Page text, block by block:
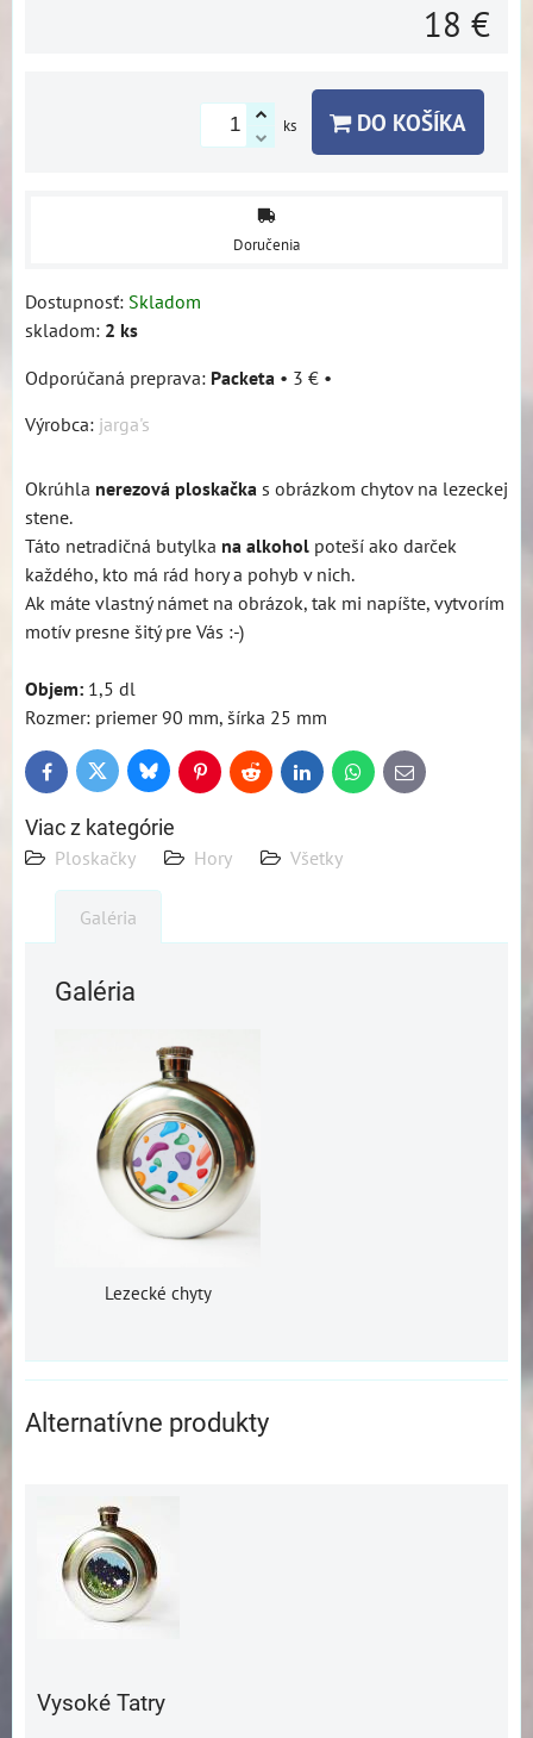
18 €
ks DO KOŠÍKA
Doručenia
Dostupnosť: Skladom
skladom: 2 ks
Packeta • 3 € •
Výrobca: jarga's
Okrúhla nerezová ploskačka s obrázkom chytov na lezeckej
stene.
Táto netradičná butylka na alkohol poteší ako darček
každého, kto má rád hory a pohyb v nich.
Ak máte vlastný námet na obrázok, tak mi napíšte, vytvorím
motív presne šitý pre Vás :-)
Objem: 1,5 dl
Rozmer: priemer 90 mm, šírka 25 mm
FacebookTwitter BlueskyPinterestReddit LinkedInWhatsApp
E-
mail
Viac z kategórie
Ploskačky Hory Všetky
Galéria
Galéria
Lezecké chyty
Alternatívne produkty
Vysoké Tatry